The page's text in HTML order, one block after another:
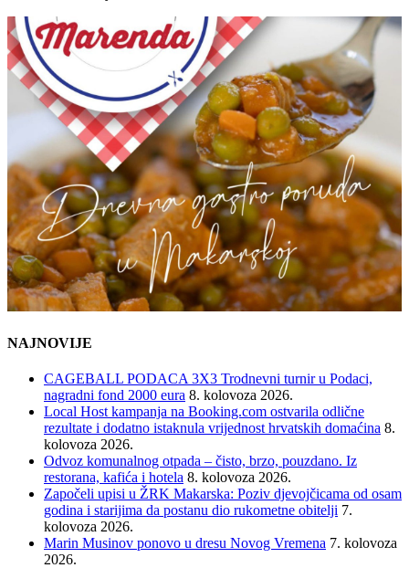
NAJNOVIJE
CAGEBALL PODACA 3X3 Trodnevni turnir u Podaci,
nagradni fond 2000 eura 8. kolovoza 2026.
Local Host kampanja na Booking.com ostvarila odlične
rezultate i dodatno istaknula vrijednost hrvatskih domaćina 8.
kolovoza 2026.
Odvoz komunalnog otpada – čisto, brzo, pouzdano. Iz
restorana, kafića i hotela 8. kolovoza 2026.
Započeli upisi u ŽRK Makarska: Poziv djevojčicama od osam
godina i starijima da postanu dio rukometne obitelji 7.
kolovoza 2026.
Marin Musinov ponovo u dresu Novog Vremena 7. kolovoza
2026.